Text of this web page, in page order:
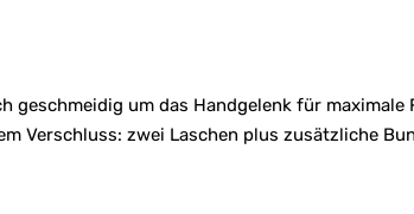
geschmeidig um das Handgelenk für maximale
Verschluss: zwei Laschen plus zusätzliche